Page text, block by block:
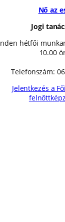
Nő az
Jogi
hétfői
10.00
Telefonszám:
Jelentkezés a